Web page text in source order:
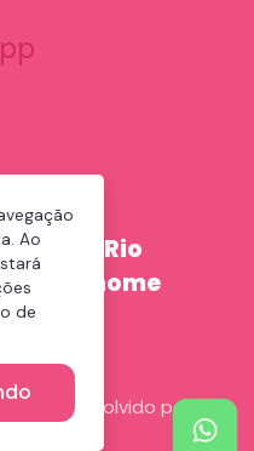
José do Rio
em home
| Desenvolvido por
Ao
de